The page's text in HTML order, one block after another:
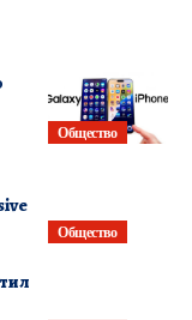
Общество
Общество